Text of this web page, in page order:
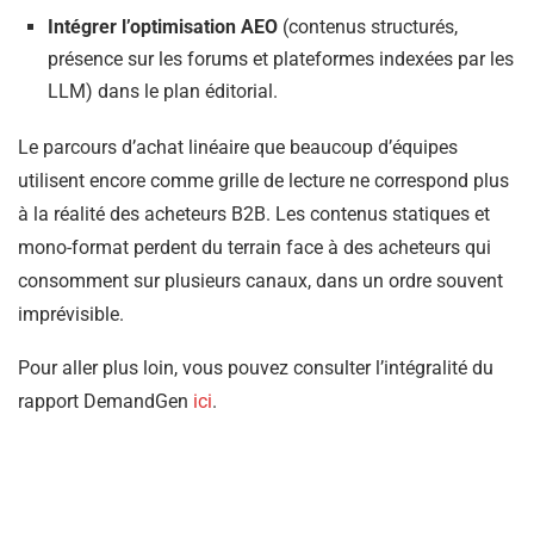
Intégrer l’optimisation AEO (contenus structurés,
présence sur les forums et plateformes indexées par les
LLM) dans le plan éditorial.
Le parcours d’achat linéaire que beaucoup d’équipes
utilisent encore comme grille de lecture ne correspond plus
à la réalité des acheteurs B2B. Les contenus statiques et
mono-format perdent du terrain face à des acheteurs qui
consomment sur plusieurs canaux, dans un ordre souvent
imprévisible.
Pour aller plus loin, vous pouvez consulter l’intégralité du
rapport DemandGen ici.